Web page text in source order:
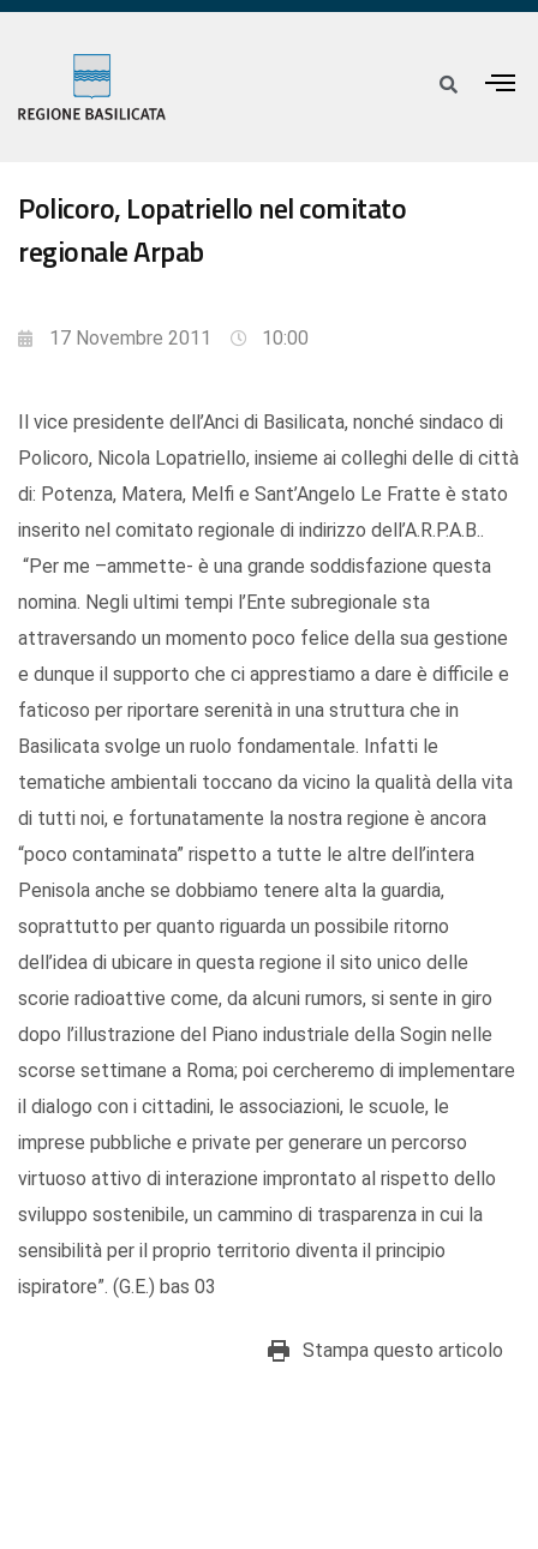
Policoro, Lopatriello nel comitato
regionale Arpab
17 Novembre 2011 10:00
Il vice presidente dell’Anci di Basilicata, nonché sindaco di
Policoro, Nicola Lopatriello, insieme ai colleghi delle di città
di: Potenza, Matera, Melfi e Sant’Angelo Le Fratte è stato
inserito nel comitato regionale di indirizzo dell’A.R.P.A.B..
“Per me –ammette- è una grande soddisfazione questa
nomina. Negli ultimi tempi l’Ente subregionale sta
attraversando un momento poco felice della sua gestione
e dunque il supporto che ci apprestiamo a dare è difficile e
faticoso per riportare serenità in una struttura che in
Basilicata svolge un ruolo fondamentale. Infatti le
tematiche ambientali toccano da vicino la qualità della vita
di tutti noi, e fortunatamente la nostra regione è ancora
“poco contaminata” rispetto a tutte le altre dell’intera
Penisola anche se dobbiamo tenere alta la guardia,
soprattutto per quanto riguarda un possibile ritorno
dell’idea di ubicare in questa regione il sito unico delle
scorie radioattive come, da alcuni rumors, si sente in giro
dopo l’illustrazione del Piano industriale della Sogin nelle
scorse settimane a Roma; poi cercheremo di implementare
il dialogo con i cittadini, le associazioni, le scuole, le
imprese pubbliche e private per generare un percorso
virtuoso attivo di interazione improntato al rispetto dello
sviluppo sostenibile, un cammino di trasparenza in cui la
sensibilità per il proprio territorio diventa il principio
ispiratore”. (G.E.) bas 03
Stampa questo articolo